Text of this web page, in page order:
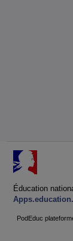
Éducation
PodEduc